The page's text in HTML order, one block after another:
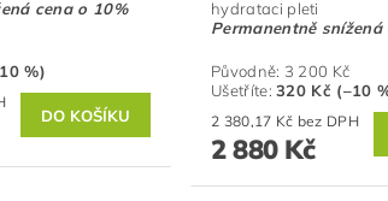
cena o 10%
%)
hydrataci pleti
Permanentně snížená
Původně: 3 200 Kč
Ušetříte:320 Kč (–10
2 380,17 Kč bez DPH
2 880 Kč